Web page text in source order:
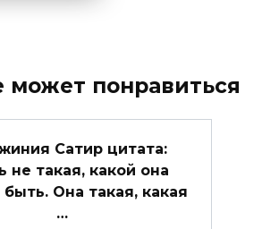
может понравиться
Сатир цитата:
не такая, какой она
Она такая, какая
…